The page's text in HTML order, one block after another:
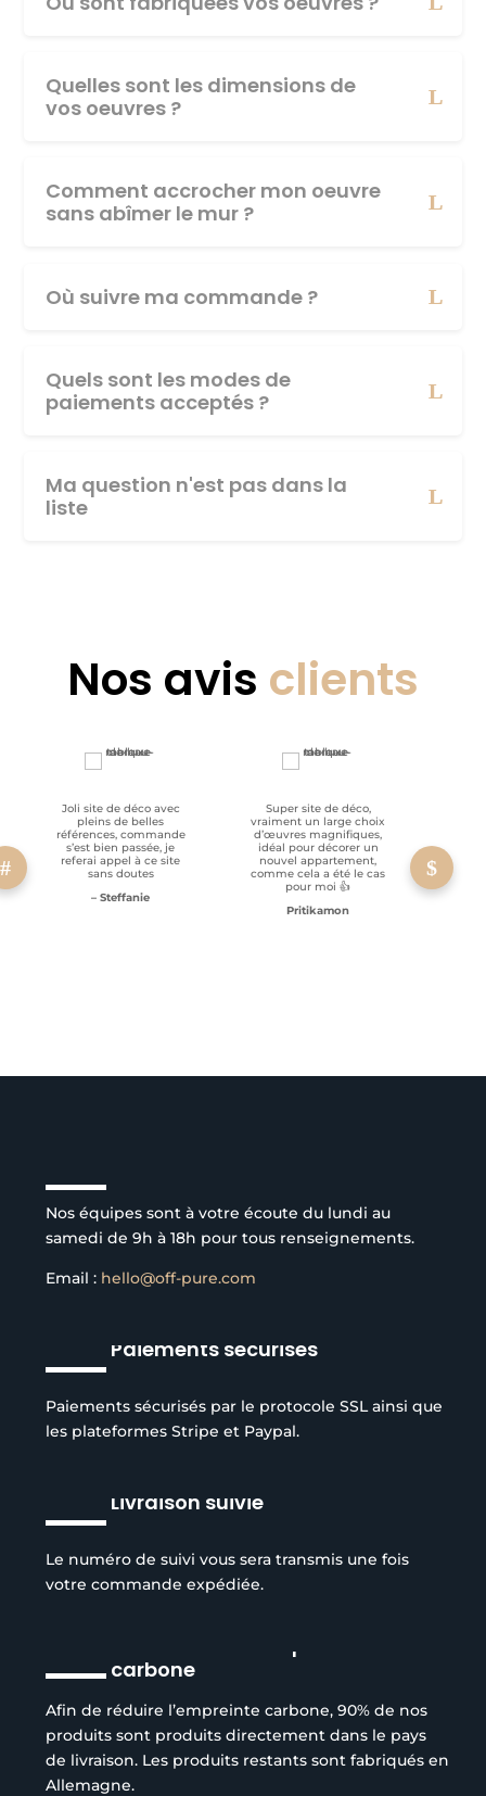
Quelles sont les dimensions de
vos oeuvres ?
Comment accrocher mon oeuvre
sans abîmer le mur ?
Où suivre ma commande ?
Quels sont les modes de
paiements acceptés ?
Ma question n'est pas dans la
liste
Nos avis clients
Joli site de déco avec
pleins de belles
références, commande
s’est bien passée, je
referai appel à ce site
sans doutes
– Steffanie
Super site de déco,
vraiment un large choix
d’œuvres magnifiques,
idéal pour décorer un
nouvel appartement,
comme cela a été le cas
pour moi 👍
Pritikamon
Nos équipes sont à votre écoute du lundi au
samedi de 9h à 18h pour tous renseignements.
Email : hello@off-pure.com
Paiements sécurisés
Paiements sécurisés par le protocole SSL ainsi que
les plateformes Stripe et Paypal.
Livraison suivie
Le numéro de suivi vous sera transmis une fois
votre commande expédiée.
carbone
Afin de réduire l’empreinte carbone, 90% de nos
produits sont produits directement dans le pays
de livraison. Les produits restants sont fabriqués en
Allemagne.